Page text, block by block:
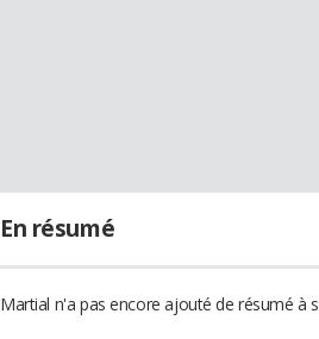
En résumé
Martial n'a pas encore ajouté de résumé à